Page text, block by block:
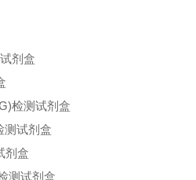
剂盒
检测试剂盒
测试剂盒
剂盒
测试剂盒